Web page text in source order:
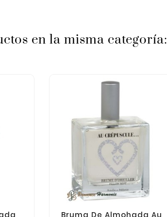
en la misma categoría:
Bruma De Almohada Au